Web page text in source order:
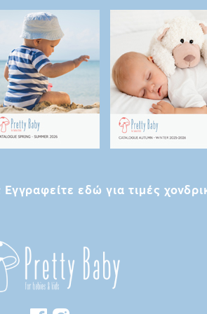
Εγγραφείτε εδώ για τιμές